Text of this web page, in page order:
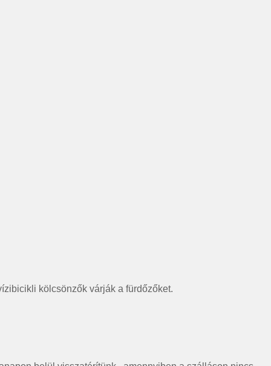
kölcsönzők várják a fürdőzőket.